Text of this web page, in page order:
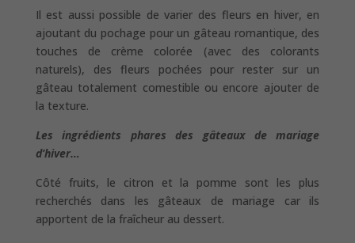
Il est aussi possible de varier des fleurs en hiver, en
ajoutant du pochage pour un gâteau romantique, des
touches de crème colorée (avec des colorants
naturels), des fleurs pochées pour rester sur un
gâteau totalement comestible ou encore ajouter de
la texture.
Les ingrédients phares des gâteaux de mariage
d’hiver…
Côté fruits, le citron et la pomme sont les plus
recherchés dans les gâteaux de mariage car ils
apportent de la fraîcheur au dessert.